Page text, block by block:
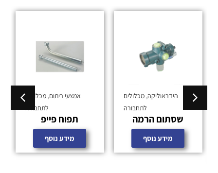
הידראוליקה,מכלולים
לתחבורה
שסתום הרמה
מידע נוסף
אמצעי ריתום,מכלולים
לתחבורה
תפוח פייפ
מידע נוסף